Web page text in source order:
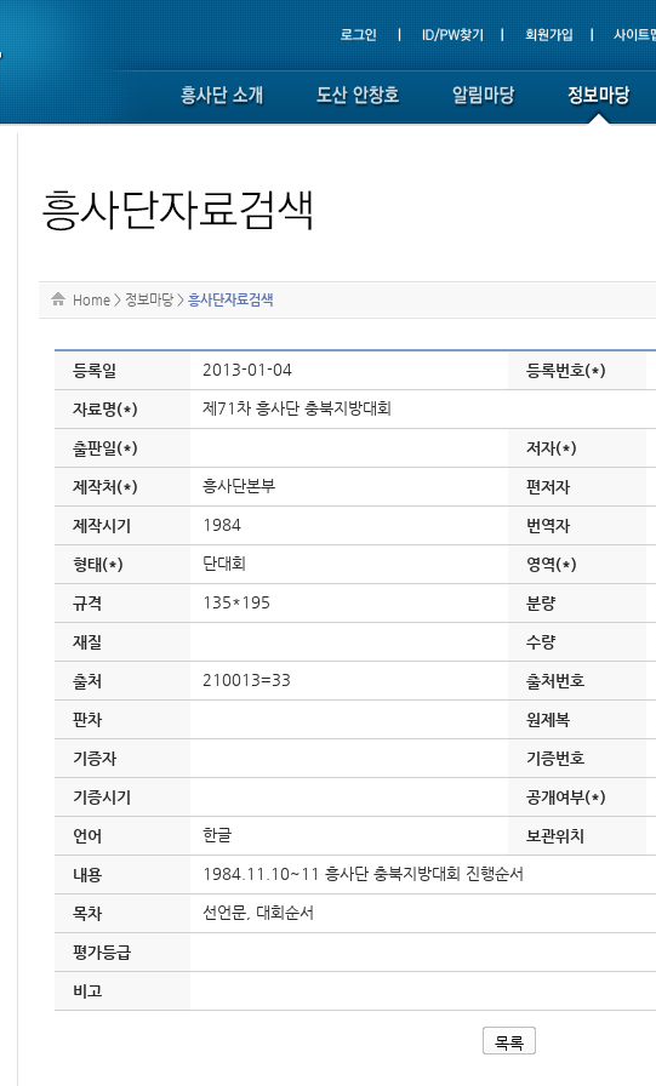
Home > 정보마당 > 흥사단자료검색
등록일 2013-01-04 등록번호(*)
자료명(*) 제71차 흥사단 충북지방대회
출판일(*) 저자(*)
제작처(*) 흥사단본부 편저자
제작시기 1984 번역자
형태(*) 단대회 영역(*)
규격 135*195 분량
재질 수량
출처 210013=33 출처번호
판차 원제복
기증자 기증번호
기증시기 공개여부(*)
언어 한글 보관위치
내용 1984.11.10~11 흥사단 충북지방대회 진행순서
목차 선언문, 대회순서
평가등급
비고
목록